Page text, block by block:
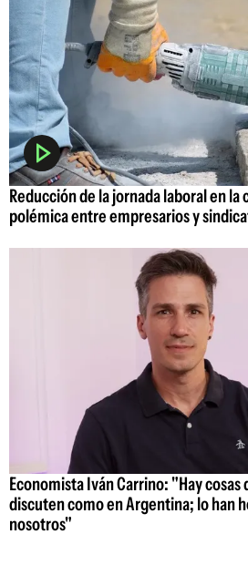
Reducción de la jornada laboral en
polémica entre empresarios y
Economista Iván Carrino: "Hay cosas
discuten como en Argentina; lo han
nosotros"